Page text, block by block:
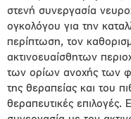
στενή συνεργασία
ογκολόγου για την
περίπτωση, τον
ακτινοευαίσθητων
των ορίων ανοχής των
της θεραπείας και του
θεραπευτικές επιλογές.